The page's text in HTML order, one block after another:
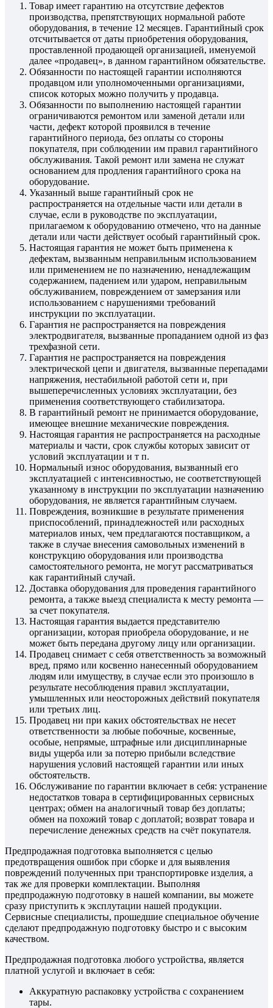
Товар имеет гарантию на отсутствие дефектов
производства, препятствующих нормальной работе
оборудования, в течение 12 месяцев. Гарантийный срок
отсчитывается от даты приобретения оборудования,
проставленной продающей организацией, именуемой
далее «продавец», в данном гарантийном обязательстве.
Обязанности по настоящей гарантии исполняются
продавцом или уполномоченными организациями,
список которых можно получить у продавца.
Обязанности по выполнению настоящей гарантии
ограничиваются ремонтом или заменой детали или
части, дефект которой проявился в течение
гарантийного периода, без оплаты со стороны
покупателя, при соблюдении им правил гарантийного
обслуживания. Такой ремонт или замена не служат
основанием для продления гарантийного срока на
оборудование.
Указанный выше гарантийный срок не
распространяется на отдельные части или детали в
случае, если в руководстве по эксплуатации,
прилагаемом к оборудованию отмечено, что на данные
детали или части действует особый гарантийный срок.
Настоящая гарантия не может быть применена к
дефектам, вызванным неправильным использованием
или применением не по назначению, ненадлежащим
содержанием, падением или ударом, неправильным
обслуживанием, повреждением от замерзания или
использованием с нарушениями требований
инструкции по эксплуатации.
Гарантия не распространяется на повреждения
электродвигателя, вызванные пропаданием одной из фаз
трехфазной сети.
Гарантия не распространяется на повреждения
электрической цепи и двигателя, вызванные перепадами
напряжения, нестабильной работой сети и, при
вышеперечисленных условиях эксплуатации, без
применения соответствующего стабилизатора.
В гарантийный ремонт не принимается оборудование,
имеющее внешние механические повреждения.
Настоящая гарантия не распространяется на расходные
материалы и части, срок службы которых зависит от
условий эксплуатации и т п.
Нормальный износ оборудования, вызванный его
эксплуатацией с интенсивностью, не соответствующей
указанному в инструкции по эксплуатации назначению
оборудования, не является гарантийным случаем.
Повреждения, возникшие в результате применения
приспособлений, принадлежностей или расходных
материалов иных, чем предлагаются поставщиком, а
также в случае внесения самовольных изменений в
конструкцию оборудования или производства
самостоятельного ремонта, не могут рассматриваться
как гарантийный случай.
Доставка оборудования для проведения гарантийного
ремонта, а также выезд специалиста к месту ремонта —
за счет покупателя.
Настоящая гарантия выдается представителю
организации, которая приобрела оборудование, и не
может быть передана другому лицу или организации.
Продавец снимает с себя ответственность за возможный
вред, прямо или косвенно нанесенный оборудованием
людям или имуществу, в случае если это произошло в
результате несоблюдения правил эксплуатации,
умышленных или неосторожных действий покупателя
или третьих лиц.
Продавец ни при каких обстоятельствах не несет
ответственности за любые побочные, косвенные,
особые, непрямые, штрафные или дисциплинарные
виды ущерба или за потерю прибыли вследствие
нарушения условий настоящей гарантии или иных
обстоятельств.
Обслуживание по гарантии включает в себя: устранение
недостатков товара в сертифицированных сервисных
центрах; обмен на аналогичный товар без доплаты;
обмен на похожий товар с доплатой; возврат товара и
перечисление денежных средств на счёт покупателя.
Предпродажная подготовка выполняется с целью
предотвращения ошибок при сборке и для выявления
повреждений полученных при транспортировке изделия, а
так же для проверки комплектации. Выполняя
предпродажную подготовку в нашей компании, вы можете
сразу приступить к эксплутации нашей продукции.
Сервисные специалисты, прошедшие специальное обучение
сделают предпродажную подготовку быстро и с высоким
качеством.
Предпродажная подготовка любого устройства, является
платной услугой и включает в себя:
Аккуратную распаковку устройства с сохранением
тары.